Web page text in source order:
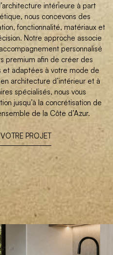
intérieure à part
nous concevons des
fonctionnalité, matériaux et
Notre approche associe
personnalisé
premium afin de créer des
et adaptées à votre mode de
architecture d’intérieur et à
spécialisés, nous vous
jusqu’à la concrétisation de
de la Côte d’Azur.
PROJET